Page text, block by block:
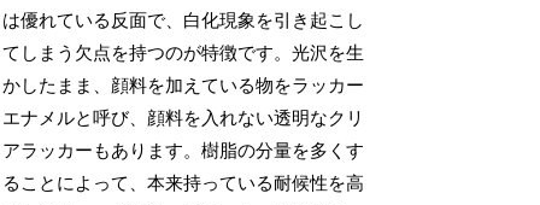
は優れている反面で、白化現象を引き起こし
てしまう欠点を持つのが特徴です。光沢を生
かしたまま、顔料を加えている物をラッカー
エナメルと呼び、顔料を入れない透明なクリ
アラッカーもあります。樹脂の分量を多くす
ることによって、本来持っている耐候性を高